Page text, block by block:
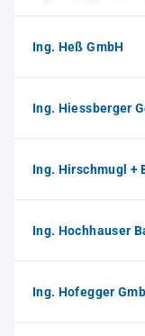
Ing. Heß GmbH
Ing. Hiessberger
Ing. Hirschmugl +
Ing. Hochhauser
Ing. Hofegger